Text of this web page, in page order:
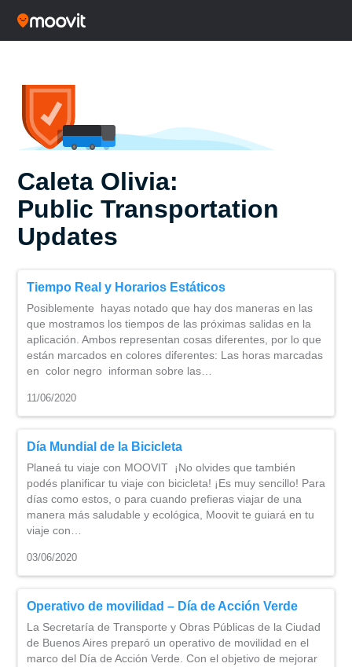
Caleta Olivia:
Public Transportation
Updates
Tiempo Real y Horarios Estáticos
Posiblemente hayas notado que hay dos maneras en las
que mostramos los tiempos de las próximas salidas en la
aplicación. Ambos representan cosas diferentes, por lo que
están marcados en colores diferentes: Las horas marcadas
en color negro informan sobre las…
11/06/2020
Día Mundial de la Bicicleta
Planeá tu viaje con MOOVIT ¡No olvides que también
podés planificar tu viaje con bicicleta! ¡Es muy sencillo! Para
días como estos, o para cuando prefieras viajar de una
manera más saludable y ecológica, Moovit te guiará en tu
viaje con…
03/06/2020
Operativo de movilidad – Día de Acción Verde
La Secretaría de Transporte y Obras Públicas de la Ciudad
de Buenos Aires preparó un operativo de movilidad en el
marco del Día de Acción Verde. Con el objetivo de mejorar